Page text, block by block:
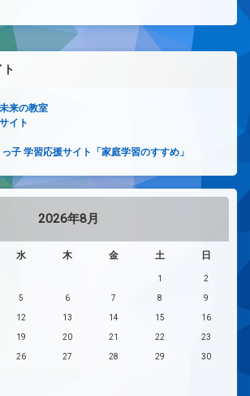
来の教室
イト
子 学習応援サイト「家庭学習のすすめ」
2026年8月
水 木 金 土 日
1 2
5 6 7 8 9
12 13 14 15 16
19 20 21 22 23
26 27 28 29 30